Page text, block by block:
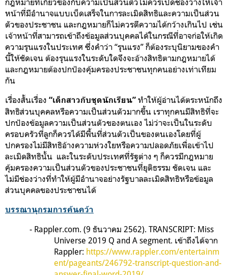
หน้าที่มีอำนาจแบบเบ็ดเสร็จในการละเมิดสิทธิและความเป็นส่วน
ตัวของประชาชน และกฎหมายก็ไม่ควรตีความได้กว้างเกินไป เช่น
เจ้าหน้าที่สามารถเข้าถึงข้อมูลส่วนบุคคลได้ในกรณีที่อาจก่อให้เกิด
ความรุนแรงในประเทศ ซึ่งคำว่า “รุนแรง” ก็ต้องระบุนิยามของคำ
นี้ให้ชัดเจน ต้องรุนแรงในระดับใดจึงจะอ้างสิทธิตามกฎหมายได้
และกฎหมายต้องปกป้องคุ้มครองประชาชนทุกคนอย่างเท่าเทียม
กัน
เรื่องสั้นเรื่อง “เด็กสาวกับชุดนักเรียน” ทำให้ผู้อ่านได้ตระหนักถึง
สิทธิส่วนบุคคลหรือความเป็นส่วนตัวมากขึ้น เราทุกคนมีสิทธิที่จะ
ปกป้องข้อมูลความเป็นส่วนตัวของตนเอง ไม่ว่าจะเป็นในระดับ
ครอบครัวที่ลูกก็ควรได้มีพื้นที่ส่วนตัวเป็นของตนเองโดยที่ผู้
ปกครองไม่มีสิทธิอ้างความห่วงใยหรือความปลอดภัยเพื่อเข้าไป
ละเมิดสิทธินั้น และในระดับประเทศที่รัฐต่าง ๆ ก็ควรมีกฎหมาย
คุ้มครองความเป็นส่วนตัวของประชาชนที่ยุติธรรม ชัดเจน และ
ไม่มีช่องว่างที่ทำให้ผู้มีอำนาจอย่างรัฐบาลละเมิดสิทธิหรือข้อมูล
ส่วนบุคคลของประชาชนได้
บรรณานุกรมการค้นคว้า
- Rappler.com. (9 ธันวาคม 2562). TRANSCRIPT: Miss
Universe 2019 Q and A segment. เข้าถึงได้จาก
Rappler: https://www.rappler.com/entertainm
ent/pageants/246792-transcript-question-and-